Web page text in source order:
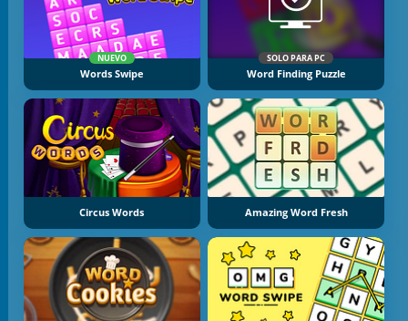
NUEVO
Words Swipe
SOLO PARA PC
Word Finding Puzzle
Circus Words Amazing Word Fresh